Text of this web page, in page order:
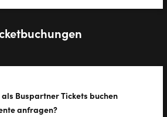
als Buspartner Tickets buchen
anfragen?